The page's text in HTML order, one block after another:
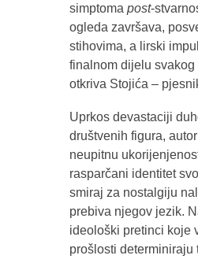
simptoma post-
ogleda završava,
stihovima, a lirski
finalnom dijelu svakog
otkriva Stojića –
Uprkos devastaciji
društvenih figura,
neupitnu
rasparčani identitet
smiraj za nostalgiju
prebiva njegov jezik.
ideološki pretinci koje
prošlosti determiniraju